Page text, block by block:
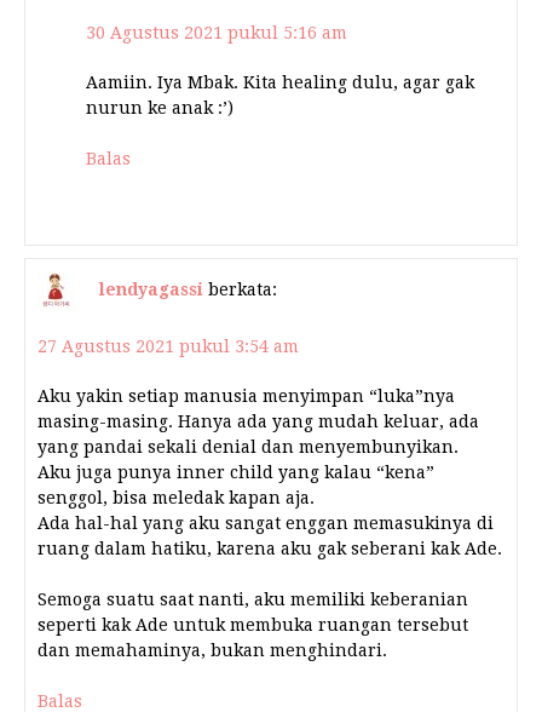
30 Agustus 2021 pukul 5:16 am
Aamiin. Iya Mbak. Kita healing dulu, agar gak
nurun ke anak :’)
Balas
lendyagassi berkata:
27 Agustus 2021 pukul 3:54 am
Aku yakin setiap manusia menyimpan “luka”nya
masing-masing. Hanya ada yang mudah keluar, ada
yang pandai sekali denial dan menyembunyikan.
Aku juga punya inner child yang kalau “kena”
senggol, bisa meledak kapan aja.
Ada hal-hal yang aku sangat enggan memasukinya di
ruang dalam hatiku, karena aku gak seberani kak Ade.
Semoga suatu saat nanti, aku memiliki keberanian
seperti kak Ade untuk membuka ruangan tersebut
dan memahaminya, bukan menghindari.
Balas